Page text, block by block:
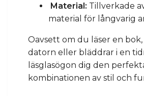
Material: Tillverkade
material för långvarig
Oavsett om du läser en
datorn eller bläddrar i en
läsglasögon dig den
kombinationen av stil och